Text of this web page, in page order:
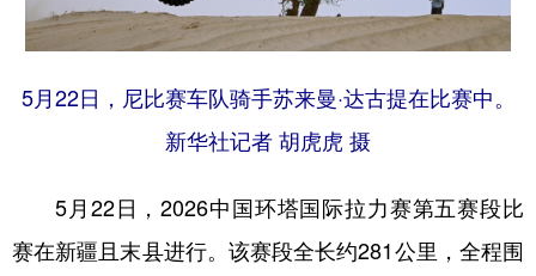
辽宁 吉林 上海 江苏
山东 河南 湖北 湖南
四川 贵州 云南 西藏
陕西 甘肃 青海 宁夏
5月22日，尼比赛车队骑手苏来曼·达古提在比赛中。
新华社记者 胡虎虎 摄
5月22日，2026中国环塔国际拉力赛第五赛段比
赛在新疆且末县进行。该赛段全长约281公里，全程围